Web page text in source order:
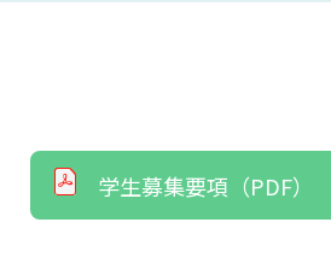
学生募集要項（PDF）